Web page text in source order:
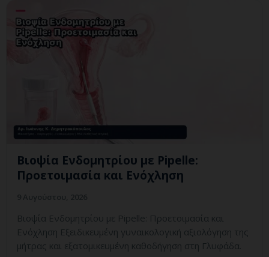
Βιοψία Ενδομητρίου με Pipelle:
Προετοιμασία και Ενόχληση
Βιοψία Ενδομητρίου με Pipelle: Προετοιμασία και
Ενόχληση Εξειδικευμένη γυναικολογική αξιολόγηση της
μήτρας και εξατομικευμένη καθοδήγηση στη Γλυφάδα.